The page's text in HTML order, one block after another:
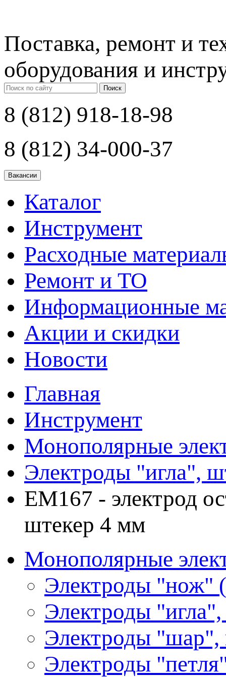
Поставка, ремонт и
оборудования и
Поиск
8 (812) 918-18-98
8 (812) 34-000-37
Каталог
Инструмент
Расходные
Ремонт и ТО
Информационные
Акции и скидки
Новости
Главная
Инструмент
Монополярные
Электроды "игла",
ЕМ167 - электрод
штекер 4 мм
Монополярные
Электроды "нож"
Электроды
Электроды
Электроды